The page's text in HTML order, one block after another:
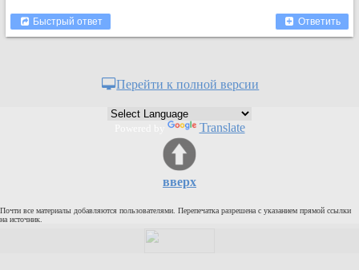
Космос
Домашние питомцы
Пользователи / Поиск
Дело
Быстрый ответ Ответить
Перейти к полной версии
Translate
вверх
Почти все материалы добавляются пользователями. Перепечатка разрешена с указанием прямой ссылки
на источник.